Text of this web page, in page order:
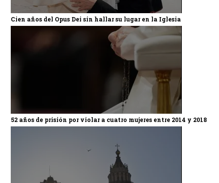
Cien años del Opus Dei sin hallar su lugar en la Iglesia
52 años de prisión por violar a cuatro mujeres entre 2014 y 2018